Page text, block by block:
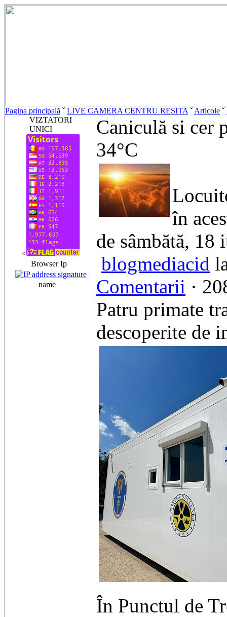
Pagina principală ˇLIVE CAMERA CENTRU RESITA ˇArticole ˇ
VIZTATORI
UNICI
<
Browser Ip
name
Caniculă si cer
34°C
în
de sâmbătă,
blogmediacid
Comentarii ·
Patru primate
descoperite de
În Punctul de